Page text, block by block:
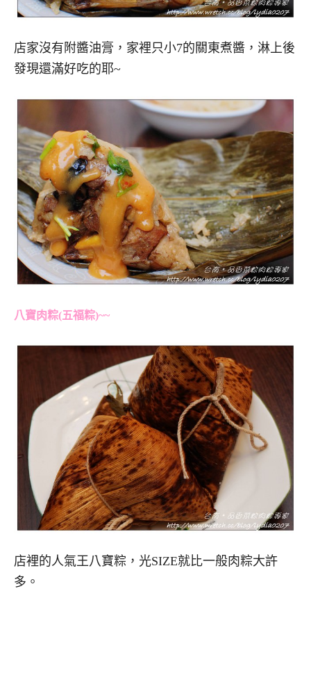
店家沒有附醬油膏，家裡只小7的關東煮醬，淋上後
發現還滿好吃的耶~
八寶肉粽(五福粽)~~
店裡的人氣王八寶粽，光SIZE就比一般肉粽大許
多。